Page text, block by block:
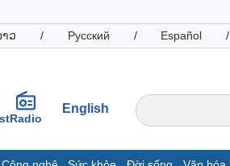
ວ / Русский / Español /
Radio
English